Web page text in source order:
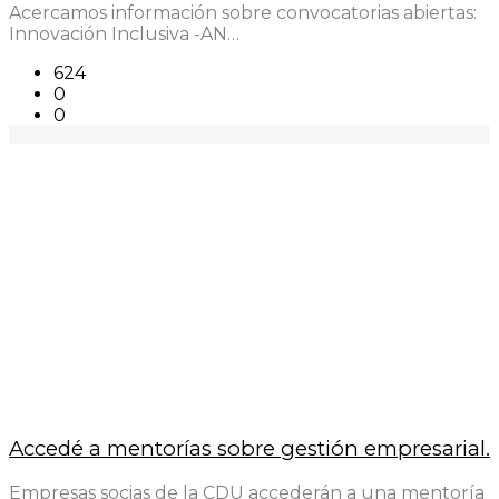
Acercamos información sobre convocatorias abiertas:
Innovación Inclusiva -AN…
624
0
0
Accedé a mentorías sobre gestión empresarial.
Empresas socias de la CDU accederán a una mentoría